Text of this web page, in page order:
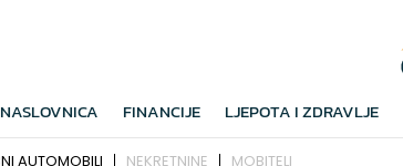
NASLOVNICA FINANCIJE LJEPOTA I ZDRAVLJE